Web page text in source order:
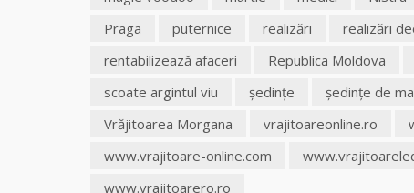
Praga
puternice realizări realizări
rentabilizează afaceri
Republica Moldova
scoate argintul viu
şedinţe şedinţe de
Vrăjitoarea Morgana
vrajitoareonline.ro
www.vrajitoare-online.com
www.vrajitoarero.ro